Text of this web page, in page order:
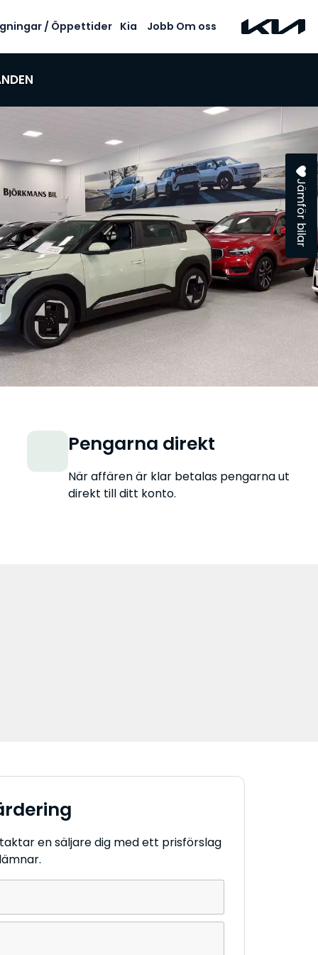
/ Öppettider Kia Jobb Om oss
Jämför bilar
Pengarna direkt
När affären är klar betalas pengarna ut
direkt till ditt konto.
en säljare dig med ett prisförslag